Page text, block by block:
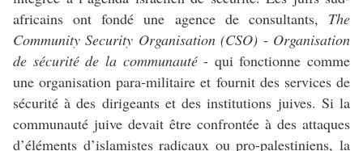
africains ont fondé une agence de consultants, The
Community Security Organisation (CSO) - Organisation
de sécurité de la communauté- qui fonctionne comme
une organisation para-militaire et fournit des services de
sécurité à des dirigeants et des institutions juives. Si la
communauté juive devait être confrontée à des attaques
d’éléments d’islamistes radicaux ou pro-palestiniens, la